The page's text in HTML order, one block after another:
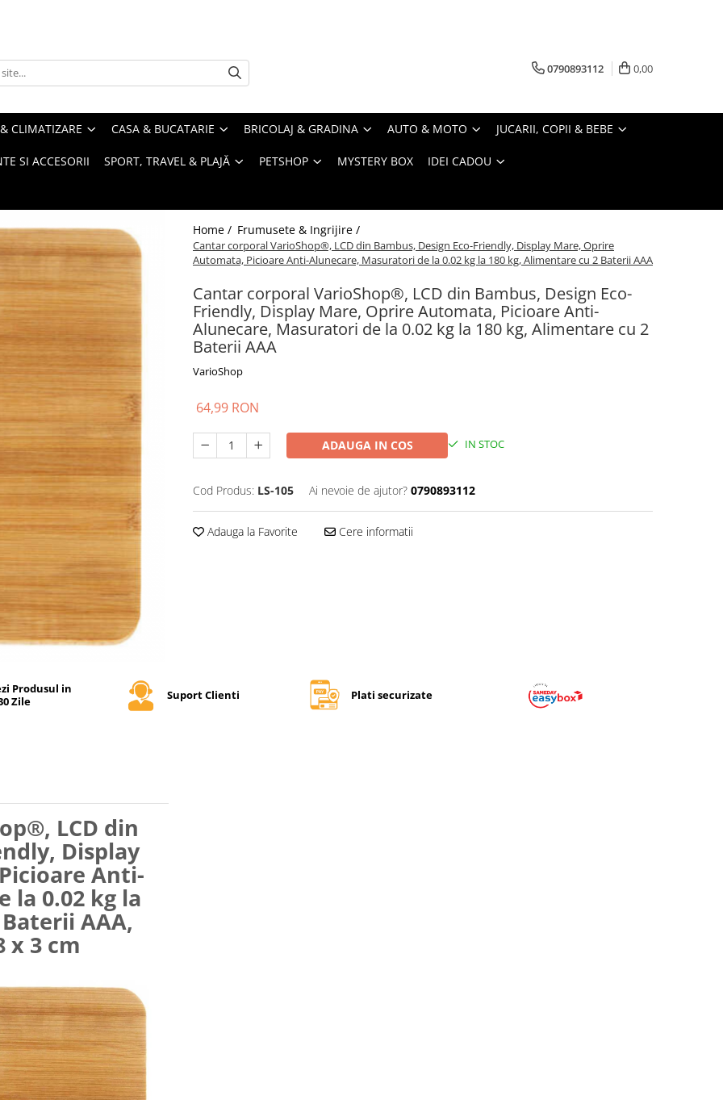
0790893112 0,00
CLIMATIZARE CASA & BUCATARIE BRICOLAJ & GRADINA AUTO & MOTO JUCARII, COPII & BEBE
SI ACCESORII SPORT, TRAVEL & PLAJĂ PETSHOP MYSTERY BOX IDEI CADOU
Home / Frumusete & Ingrijire /
Cantar corporal VarioShop®, LCD din Bambus, Design Eco-Friendly, Display Mare, Oprire
Automata, Picioare Anti-Alunecare, Masuratori de la 0.02 kg la 180 kg, Alimentare cu 2 Baterii AAA
Cantar corporal VarioShop®, LCD din Bambus, Design Eco-
Friendly, Display Mare, Oprire Automata, Picioare Anti-
Alunecare, Masuratori de la 0.02 kg la 180 kg, Alimentare cu 2
Baterii AAA
VarioShop
64,99 RON
ADAUGA IN COS IN STOC
Cod Produs: LS-105 Ai nevoie de ajutor? 0790893112
Adauga la Favorite Cere informatii
Produsul in
Zile
Suport Clienti Plati securizate
LCD din
Display
Anti-
la 0.02 kg la
AAA,
x 3 cm